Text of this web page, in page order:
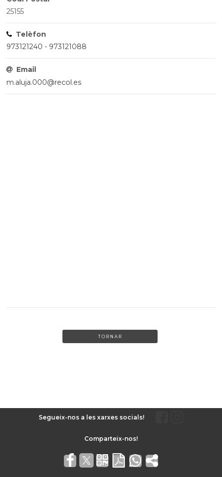
25155
Telèfon
973121240 - 973121088
Email
m.aluja.000@recol.es
TORNAR
Segueix-nos a les xarxes socials!